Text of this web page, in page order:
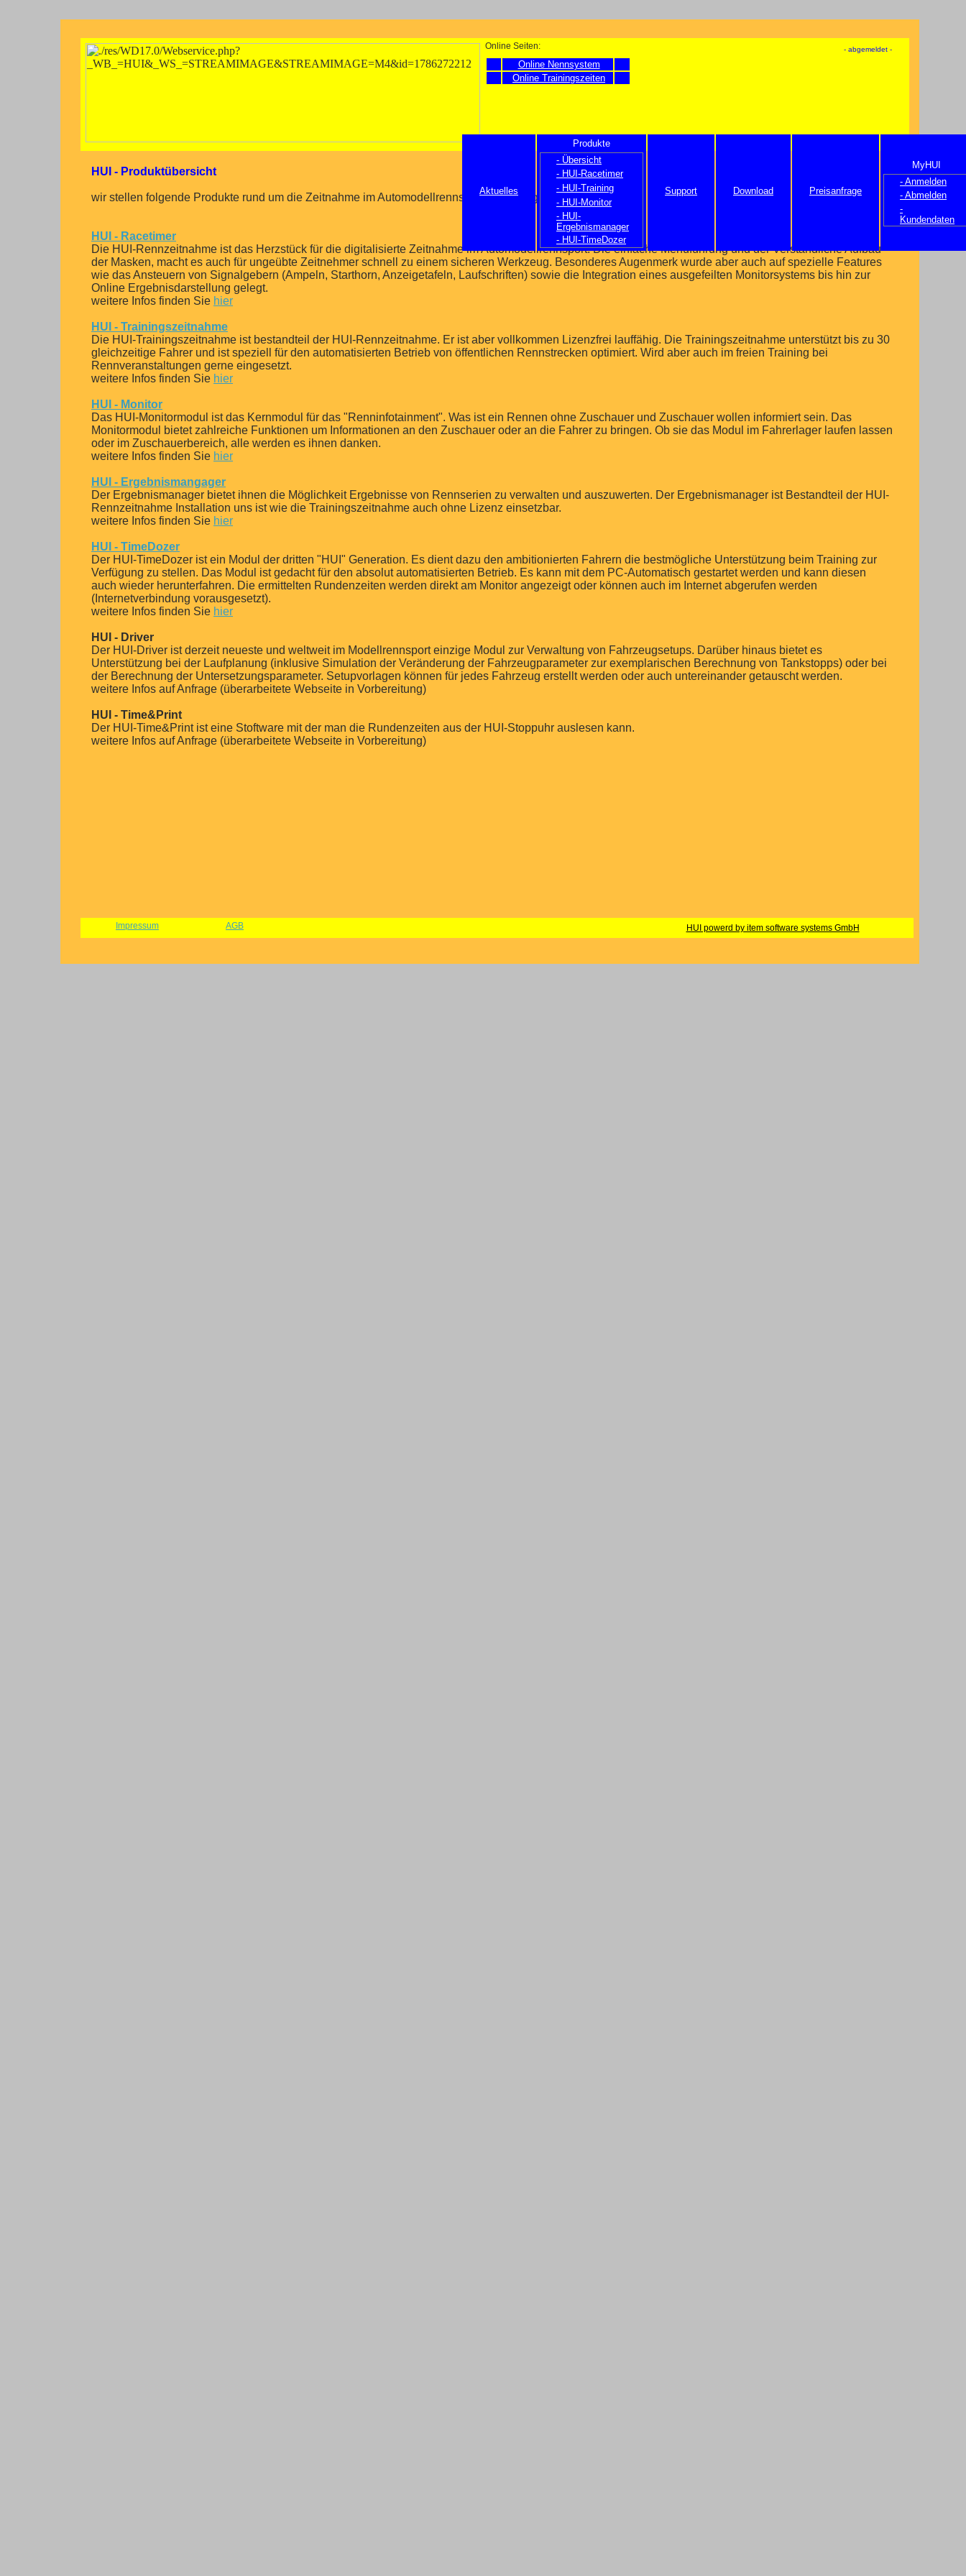
HUI - Produktübersicht
wir stellen folgende Produkte rund um die Zeitnahme im Automodellrennsport zur Verfügung:
HUI - Racetimer
Die HUI-Rennzeitnahme ist das Herzstück für die digitalisierte Zeitnahme im Automodellrennsport. Die einfache Menüführung und der Verständliche Aufbau
der Masken, macht es auch für ungeübte Zeitnehmer schnell zu einem sicheren Werkzeug. Besonderes Augenmerk wurde aber auch auf spezielle Features
wie das Ansteuern von Signalgebern (Ampeln, Starthorn, Anzeigetafeln, Laufschriften) sowie die Integration eines ausgefeilten Monitorsystems bis hin zur
Online Ergebnisdarstellung gelegt.
weitere Infos finden Sie hier
HUI - Trainingszeitnahme
Die HUI-Trainingszeitnahme ist bestandteil der HUI-Rennzeitnahme. Er ist aber vollkommen Lizenzfrei lauffähig. Die Trainingszeitnahme unterstützt bis zu 30
gleichzeitige Fahrer und ist speziell für den automatisierten Betrieb von öffentlichen Rennstrecken optimiert. Wird aber auch im freien Training bei
Rennveranstaltungen gerne eingesetzt.
weitere Infos finden Sie hier
HUI - Monitor
Das HUI-Monitormodul ist das Kernmodul für das "Renninfotainment". Was ist ein Rennen ohne Zuschauer und Zuschauer wollen informiert sein. Das
Monitormodul bietet zahlreiche Funktionen um Informationen an den Zuschauer oder an die Fahrer zu bringen. Ob sie das Modul im Fahrerlager laufen lassen
oder im Zuschauerbereich, alle werden es ihnen danken.
weitere Infos finden Sie hier
HUI - Ergebnismangager
Der Ergebnismanager bietet ihnen die Möglichkeit Ergebnisse von Rennserien zu verwalten und auszuwerten. Der Ergebnismanager ist Bestandteil der HUI-
Rennzeitnahme Installation uns ist wie die Trainingszeitnahme auch ohne Lizenz einsetzbar.
weitere Infos finden Sie hier
HUI - TimeDozer
Der HUI-TimeDozer ist ein Modul der dritten "HUI" Generation. Es dient dazu den ambitionierten Fahrern die bestmögliche Unterstützung beim Training zur
Verfügung zu stellen. Das Modul ist gedacht für den absolut automatisierten Betrieb. Es kann mit dem PC-Automatisch gestartet werden und kann diesen
auch wieder herunterfahren. Die ermittelten Rundenzeiten werden direkt am Monitor angezeigt oder können auch im Internet abgerufen werden
(Internetverbindung vorausgesetzt).
weitere Infos finden Sie hier
HUI - Driver
Der HUI-Driver ist derzeit neueste und weltweit im Modellrennsport einzige Modul zur Verwaltung von Fahrzeugsetups. Darüber hinaus bietet es
Unterstützung bei der Laufplanung (inklusive Simulation der Veränderung der Fahrzeugparameter zur exemplarischen Berechnung von Tankstopps) oder bei
der Berechnung der Untersetzungsparameter. Setupvorlagen können für jedes Fahrzeug erstellt werden oder auch untereinander getauscht werden.
weitere Infos auf Anfrage (überarbeitete Webseite in Vorbereitung)
HUI - Time&Print
Der HUI-Time&Print ist eine Stoftware mit der man die Rundenzeiten aus der HUI-Stoppuhr auslesen kann.
weitere Infos auf Anfrage (überarbeitete Webseite in Vorbereitung)
Impressum AGB HUI powerd by item software systems GmbH
- abgemeldet -
Aktuelles
Produkte
- Übersicht
- HUI-Racetimer
- HUI-Training
- HUI-Monitor
- HUI-
Ergebnismanager
- HUI-TimeDozer
Support Download Preisanfrage
MyHUI
- Anmelden
- Abmelden
-
Kundendaten
Online Seiten:
Online Nennsystem
Online Trainingszeiten